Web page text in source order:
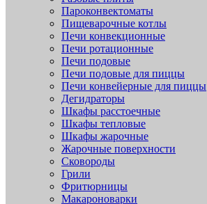
Пароконвектоматы
Пищеварочные котлы
Печи конвекционные
Печи ротационные
Печи подовые
Печи подовые для пиццы
Печи конвейерные для пиццы
Дегидраторы
Шкафы расстоечные
Шкафы тепловые
Шкафы жарочные
Жарочные поверхности
Сковороды
Грили
Фритюрницы
Макароноварки